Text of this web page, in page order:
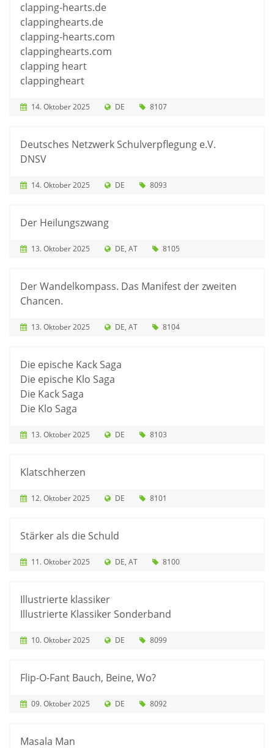
clapping-hearts.de
clappinghearts.de
clapping-hearts.com
clappinghearts.com
clapping heart
clappingheart
14. Oktober 2025 DE 8107
Deutsches Netzwerk Schulverpflegung e.V.
DNSV
14. Oktober 2025 DE 8093
Der Heilungszwang
13. Oktober 2025 DE AT 8105
Der Wandelkompass. Das Manifest der zweiten
Chancen.
13. Oktober 2025 DE AT 8104
Die epische Kack Saga
Die epische Klo Saga
Die Kack Saga
Die Klo Saga
13. Oktober 2025 DE 8103
Klatschherzen
12. Oktober 2025 DE 8101
Stärker als die Schuld
11. Oktober 2025 DE AT 8100
Illustrierte klassiker
Illustrierte Klassiker Sonderband
10. Oktober 2025 DE 8099
Flip-O-Fant Bauch, Beine, Wo?
09. Oktober 2025 DE 8092
Masala Man